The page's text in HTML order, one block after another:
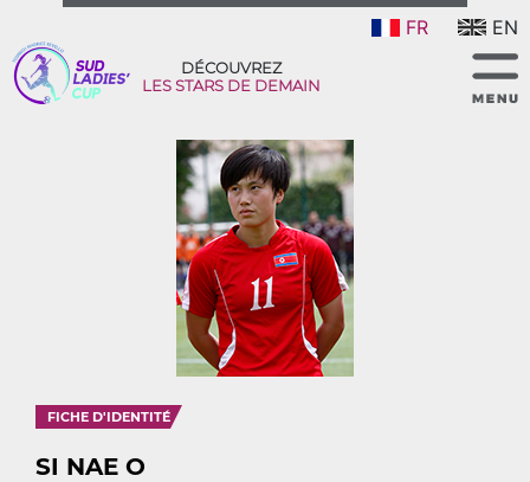
FR EN
DÉCOUVREZ
LES STARS DE DEMAIN
FICHE D'IDENTITÉ
SI NAE O